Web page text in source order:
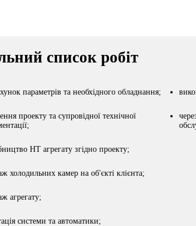
список робіт
параметрів та необхідного обладнання;
проекту та супровідної технічної
НТ агрегату згідно проекту;
холодильних камер на об'єкті клієнта;
агрегату;
системи та автоматики;